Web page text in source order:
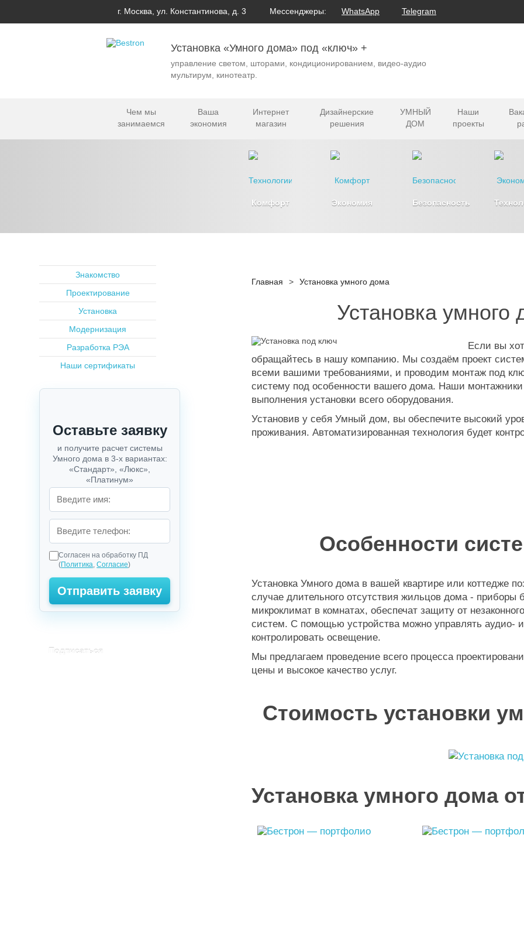
г. Москва, ул. Константинова, д. 3 Мессенджеры: WhatsApp Telegram
Установка «Умного дома» под «ключ» +
управление светом, шторами, кондиционированием, видео-аудио
мультирум, кинотеатр.
Чем мы
занимаемся
Ваша
экономия
Интернет
магазин
Дизайнерские
решения
УМНЫЙ
ДОМ
Наши
проекты
Комфорт Экономия Безопасность
Знакомство
Проектирование
Установка
Модернизация
Разработка РЭА
Наши сертификаты
Согласен на обработку ПД
(Политика,Согласие)
Подписаться
Главная > Установка умного дома
Установка
Если вы
обращайтесь в нашу компанию. Мы создаём проект
всеми вашими требованиями, и проводим монтаж под
систему под особенности вашего дома. Наши
выполнения установки всего оборудования.
Установив у себя Умный дом, вы обеспечите высокий
проживания. Автоматизированная технология будет
Особенности
Установка Умного дома в вашей квартире или коттедже
случае длительного отсутствия жильцов дома - приборы
микроклимат в комнатах, обеспечат защиту от
систем. С помощью устройства можно управлять аудио-
контролировать освещение.
Мы предлагаем проведение всего процесса
цены и высокое качество услуг.
Стоимость установки
Установка умного дома